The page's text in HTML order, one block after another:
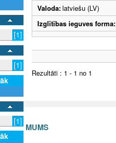
[1]
[1]
[1]
Valoda:latviešu (LV)
Izglītības ieguves forma:
Rezultāti : 1 - 1 no 1
AR MUMS